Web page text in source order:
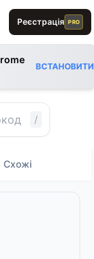
Реєстрація PRO
ВСТАНОВИТИ
/
Схожі